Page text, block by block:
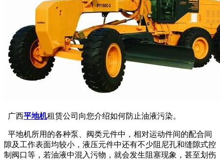
广西平地机租赁公司向您介绍如何防止油液污染。
平地机所用的各种泵、阀类元件中，相对运动件间的配合间
隙及工作表面均较小，液压元件中还有不少阻尼孔和缝隙式控
制阀口等，若油液中混入污物，就会发生阻塞现象，甚至划伤